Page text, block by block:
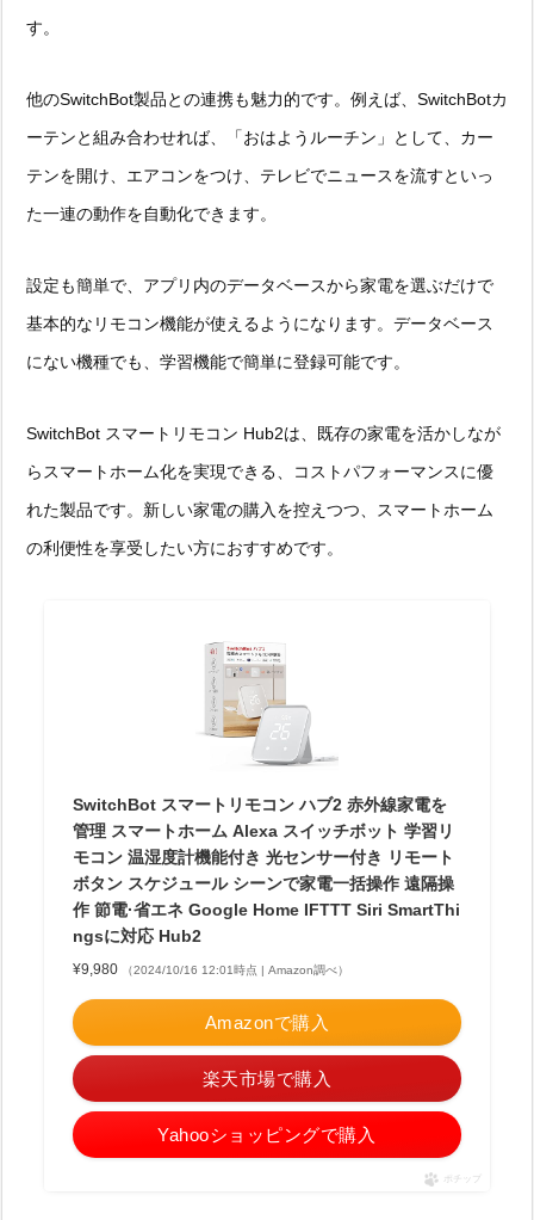
す。
他のSwitchBot製品との連携も魅力的です。例えば、SwitchBotカ
ーテンと組み合わせれば、「おはようルーチン」として、カー
テンを開け、エアコンをつけ、テレビでニュースを流すといっ
た一連の動作を自動化できます。
設定も簡単で、アプリ内のデータベースから家電を選ぶだけで
基本的なリモコン機能が使えるようになります。データベース
にない機種でも、学習機能で簡単に登録可能です。
SwitchBot スマートリモコン Hub2は、既存の家電を活かしなが
らスマートホーム化を実現できる、コストパフォーマンスに優
れた製品です。新しい家電の購入を控えつつ、スマートホーム
の利便性を享受したい方におすすめです。
SwitchBot スマートリモコン ハブ2 赤外線家電を
管理 スマートホーム Alexa スイッチボット 学習リ
モコン 温湿度計機能付き 光センサー付き リモート
ボタン スケジュール シーンで家電一括操作 遠隔操
作 節電·省エネ Google Home IFTTT Siri SmartThi
ngsに対応 Hub2
¥9,980 （2024/10/16 12:01時点 | Amazon調べ）
Amazonで購入
楽天市場で購入
Yahooショッピングで購入
ポチップ